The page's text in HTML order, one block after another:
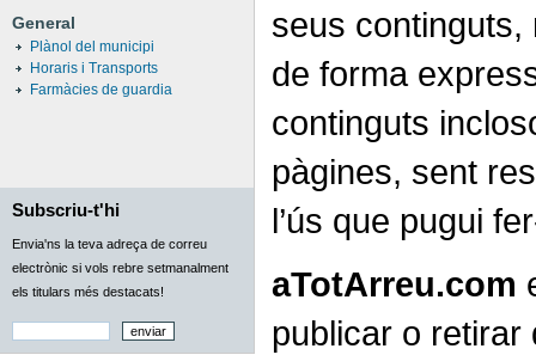
General
Plànol del municipi
Horaris i Transports
Farmàcies de guardia
Subscriu-t'hi
Envia'ns la teva adreça de correu
electrònic si vols rebre setmanalment
els titulars més destacats!
seus continguts,
de forma
continguts
pàgines, sent
l’ús que pugui
aTotArreu.com
publicar o retirar